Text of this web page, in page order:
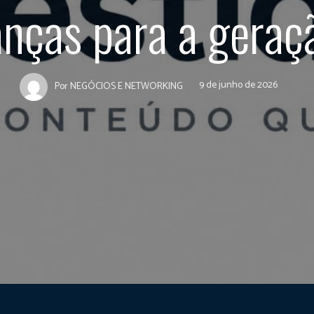
para a
PorNEGÓCIOS E NETWORKING 9 de junho de 2026